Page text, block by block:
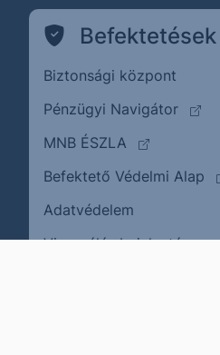
Biztonsági központ
Pénzügyi Navigátor
MNB ÉSZLA
(külső
Befektető Védelmi Alap
Adatvédelem
Visszaélés bejelentése